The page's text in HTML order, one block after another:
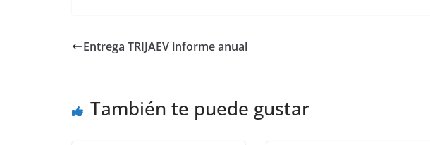
Entrega TRIJAEV informe anual
También te puede gustar